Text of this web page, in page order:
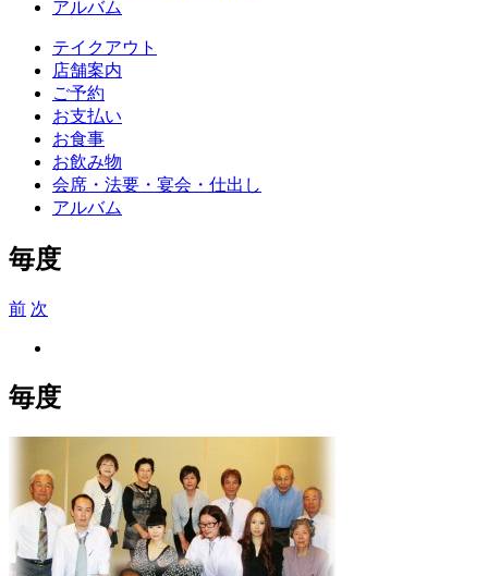
アルバム
テイクアウト
店舗案内
ご予約
お支払い
お食事
お飲み物
会席・法要・宴会・仕出し
アルバム
毎度
前 次
Image
毎度